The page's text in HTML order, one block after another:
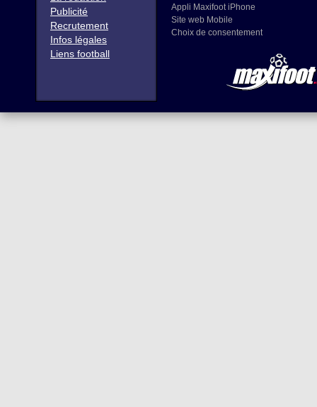
Publicité
Recrutement
Infos légales
Liens football
Appli Maxifoot iPhone
Site web Mobile
Choix de consentement